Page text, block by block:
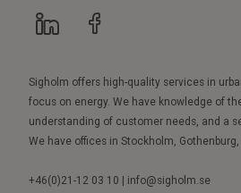
Sigholm offers high-quality services in
focus on energy. We have knowledge of
understanding of customer needs, and a
We have offices in Stockholm, Gothenburg,
+46(0)21-12 03 10 | info@sigholm.se